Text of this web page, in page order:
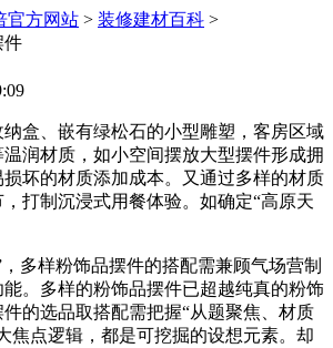
官方网站 > 装修建材百科 >
件
、嵌有绿松石的小型雕塑，客房区域
润材质，如小空间摆放大型摆件形成拥
坏的材质添加成本。又通过多样的材质
打制沉浸式用餐体验。如确定“高原天
样粉饰品摆件的搭配需兼顾气场营制
。多样的粉饰品摆件已超越纯真的粉饰
的选品取搭配需把握“从题聚焦、材质
焦点逻辑，都是可挖掘的设想元素。却